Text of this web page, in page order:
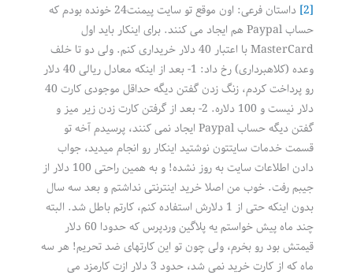
[2]
داستان فرعی: اون موقع تو سایت پیمنت24 خونده بودم که
حساب Paypal هم ایجاد می کنند. برای اینکار باید اول
MasterCard با اعتبار 40 دلار خریداری کنم. ولی دو تا خلف
وعده (کلاهبرداری) رخ داد: 1- بعد از اینکه معادل ریالی 40 دلار
رو پرداخت کردم، زنگ زدن گفتن دیگه حداقل موجودی کارت 40
دلار نیست و 100 دلاره. 2- بعد از گرفتن کارت زدن زیر میز و
گفتن دیگه حساب Paypal ایجاد نمی کنند، پرسیدم آخه تو
قسمت خدمات سایتتون نوشتید اینکار رو انجام میدید، جواب
دادن اطلاعات سایت به روز نشده! و به همین راحتی 100 دلار از
جیبم رفت. خوب من اصلا خرید اینترنتی نداشتم و بعد سه سال
بدون اینکه حتی از 1 دلارش استفاده کنم، کارتم باطل شد. البته
چند ماه پیش خواستم یه پلاگین وردپرس که حدودا 60 دلار
قیمتش بود رو بخرم، ولی چون تو این کارتهای ضد تحریم! هر سه
ماه که از کارت خرید نمی شد، حدود 3 دلار ازت کارمزد می